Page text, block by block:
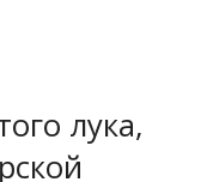
лука,